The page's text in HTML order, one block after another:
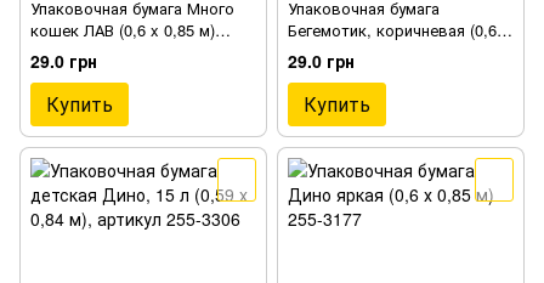
Упаковочная бумага Много
кошек ЛАВ (0,6 x 0,85 м)
артикул 255-3191
29.0 грн
Купить
Упаковочная бумага
Бегемотик, коричневая (0,6 x
0,85 м), артикул 255-3184
29.0 грн
Купить